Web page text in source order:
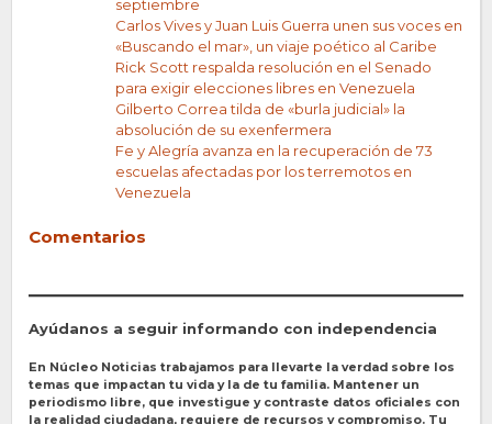
septiembre
Carlos Vives y Juan Luis Guerra unen sus voces en
«Buscando el mar», un viaje poético al Caribe
Rick Scott respalda resolución en el Senado
para exigir elecciones libres en Venezuela
Gilberto Correa tilda de «burla judicial» la
absolución de su exenfermera
Fe y Alegría avanza en la recuperación de 73
escuelas afectadas por los terremotos en
Venezuela
Comentarios
Ayúdanos a seguir informando con independencia
En Núcleo Noticias trabajamos para llevarte la verdad sobre los
temas que impactan tu vida y la de tu familia. Mantener un
periodismo libre, que investigue y contraste datos oficiales con
la realidad ciudadana, requiere de recursos y compromiso. Tu